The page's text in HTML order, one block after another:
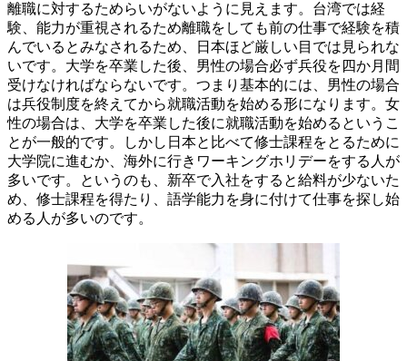
離職に対するためらいがないように見えます。台湾では経
験、能力が重視されるため離職をしても前の仕事で経験を積
んでいるとみなされるため、日本ほど厳しい目では見られな
いです。大学を卒業した後、男性の場合必ず兵役を四か月間
受けなければならないです。つまり基本的には、男性の場合
は兵役制度を終えてから就職活動を始める形になります。女
性の場合は、大学を卒業した後に就職活動を始めるというこ
とが一般的です。しかし日本と比べて修士課程をとるために
大学院に進むか、海外に行きワーキングホリデーをする人が
多いです。というのも、新卒で入社をすると給料が少ないた
め、修士課程を得たり、語学能力を身に付けて仕事を探し始
める人が多いのです。